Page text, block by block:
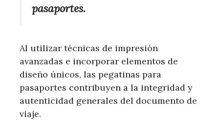
pasaportes.
Al utilizar técnicas de impresión
avanzadas e incorporar elementos de
diseño únicos, las pegatinas para
pasaportes contribuyen a la integridad y
autenticidad generales del documento de
viaje.